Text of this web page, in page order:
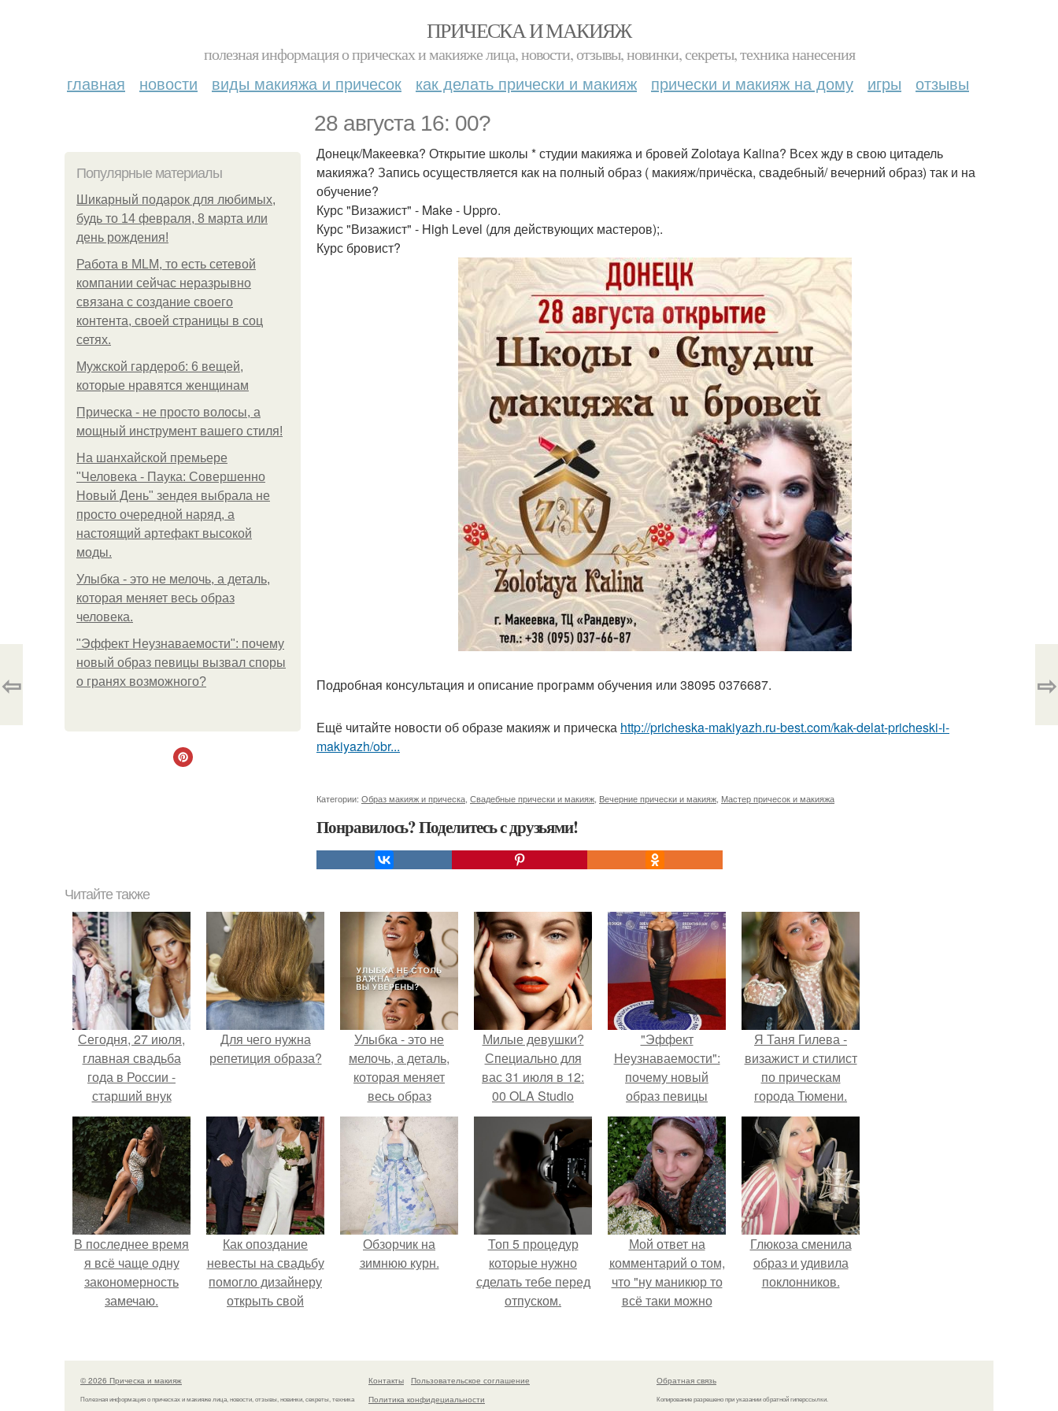
ПРИЧЕСКА И МАКИЯЖ
полезная информация о прическах и макияже лица, новости, отзывы, новинки, секреты, техника нанесения
главная новости виды макияжа и причесок как делать прически и макияж прически и макияж на дому игры отзывы
28 августа 16: 00?
Популярные материалы
Шикарный подарок для любимых,
будь то 14 февраля, 8 марта или
день рождения!
Работа в MLM, то есть сетевой
компании сейчас неразрывно
связана с создание своего
контента, своей страницы в соц
сетях.
Мужской гардероб: 6 вещей,
которые нравятся женщинам
Прическа - не просто волосы, а
мощный инструмент вашего стиля!
На шанхайской премьере
"Человека - Паука: Совершенно
Новый День" зендея выбрала не
просто очередной наряд, а
настоящий артефакт высокой
моды.
Улыбка - это не мелочь, а деталь,
которая меняет весь образ
человека.
"Эффект Неузнаваемости": почему
новый образ певицы вызвал споры
о гранях возможного?
Донецк/Макеевка? Открытие школы * студии макияжа и бровей Zolotaya Kalina? Всех жду в свою цитадель
макияжа? Запись осуществляется как на полный образ ( макияж/причёска, свадебный/ вечерний образ) так и на
обучение?
Курс "Визажист" - Make - Uppro.
Курс "Визажист" - High Level (для действующих мастеров);.
Курс бровист?
Подробная консультация и описание программ обучения или 38095 0376687.
Ещё читайте новости об образе макияж и прическа http://pricheska-makiyazh.ru-best.com/kak-delat-pricheski-i-
makiyazh/obr...
Категории: Образ макияж и прическа Свадебные прически и макияж Вечерние прически и макияж Мастер причесок и макияжа
Понравилось? Поделитесь с друзьями!
⇦ ⇨
Читайте также
Сегодня, 27 июля,
главная свадьба
года в России -
старший внук
примадонны
отечественной
эстрады Никита
Пресняков решил
покончить с
холостой жизнью.
Для чего нужна
репетиция образа?
Улыбка - это не
мелочь, а деталь,
которая меняет
весь образ
человека.
Милые девушки?
Специально для
вас 31 июля в 12:
00 OLA Studio
организовывает
Beauty Day!
"Эффект
Неузнаваемости":
почему новый
образ певицы
вызвал споры о
гранях
возможного?
Я Таня Гилева -
визажист и стилист
по прическам
города Тюмени.
В последнее время
я всё чаще одну
закономерность
замечаю.
Как опоздание
невесты на свадьбу
помогло дизайнеру
открыть свой
Обзорчик на
зимнюю курн.
Топ 5 процедур
которые нужно
сделать тебе перед
отпуском.
Мой ответ на
комментарий о том,
что "ну маникюр то
всё таки можно
Глюкоза сменила
образ и удивила
поклонников.
© 2026 Прическа и макияж
Полезная информация о прическах и макияже лица, новости, отзывы, новинки, секреты, техника
Контакты
Пользовательское соглашение
Политика конфидециальности
Обратная связь
Копирование разрешено при указании обратной гиперссылки.